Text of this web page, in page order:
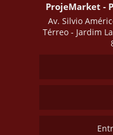
ProjeMarket -
Av. Silvio
Térreo - Jardim